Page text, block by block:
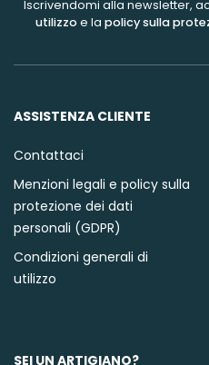
Iscrivendomi alla newsletter,
utilizzoe la policy sulla
ASSISTENZA CLIENTE
Contattaci
Menzioni legali e policy sulla
protezione dei dati
personali (GDPR)
Condizioni generali di
utilizzo
SEI UN ARTIGIANO?